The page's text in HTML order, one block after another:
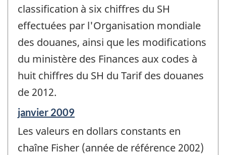
classification à six chiffres du SH
effectuées par l'Organisation mondiale
des douanes, ainsi que les modifications
du ministère des Finances aux codes à
huit chiffres du SH du Tarif des douanes
de 2012.
Période
référence
de
janvier 2009
Les valeurs en dollars constants en
chaîne Fisher (année de référence 2002)